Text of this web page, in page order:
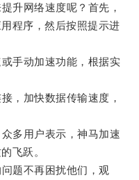
网络速度呢？首先，
程序，然后按照提示进
手动加速功能，根据实
加快数据传输速度，
多用户表示，神马加速
飞跃。
题不再困扰他们，观